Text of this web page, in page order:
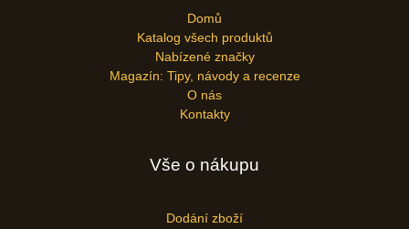
Domů
Katalog všech produktů
Nabízené značky
Magazín: Tipy, návody a recenze
O nás
Kontakty
Vše o nákupu
Dodání zboží